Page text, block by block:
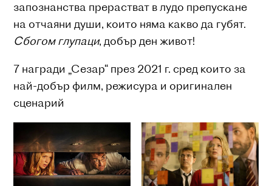
запознанства прерастват в лудо препускане
на отчаяни души, които няма какво да губят.
Сбогом глупаци, добър ден живот!
7 награди „Сезар“ през 2021 г. сред които за
най-добър филм, режисура и оригинален
сценарий